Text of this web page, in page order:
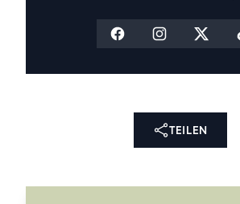
TEILEN